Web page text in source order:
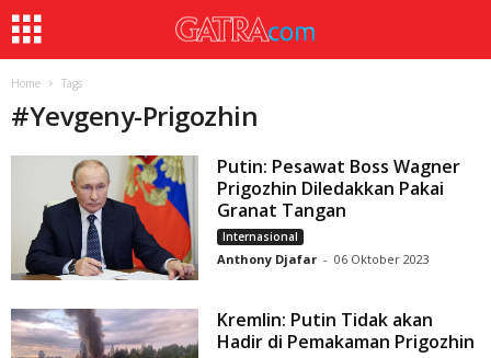
Home Tags
#Yevgeny-Prigozhin
Putin: Pesawat Boss Wagner
Prigozhin Diledakkan Pakai
Granat Tangan
Internasional
Anthony Djafar - 06 Oktober 2023
Kremlin: Putin Tidak akan
Hadir di Pemakaman Prigozhin